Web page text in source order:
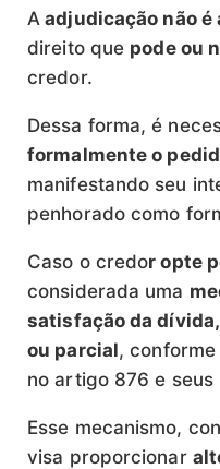
A adjudicação não é
direito que pode ou
credor.
Dessa forma, é
formalmente o
manifestando seu
penhorado como
Caso o credor opte
considerada uma
satisfação da
ou parcial,
no artigo 876 e
Esse mecanismo,
visa proporcionar